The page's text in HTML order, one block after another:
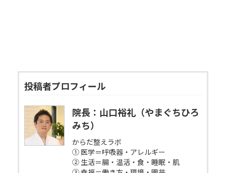
投稿者プロフィール
院長：山口裕礼（やまぐちひろ
みち）
からだ整えラボ
① 医学＝呼吸器・アレルギー
② 生活＝腸・温活・食・睡眠・肌